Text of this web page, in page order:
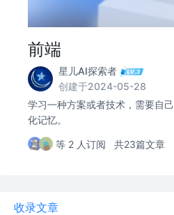
前端
星儿AI探索者
创建于2024-05-28
学习㇐种方案或者技术，需要自
化记忆。
等 2 人订阅 共23篇文章
收录文章